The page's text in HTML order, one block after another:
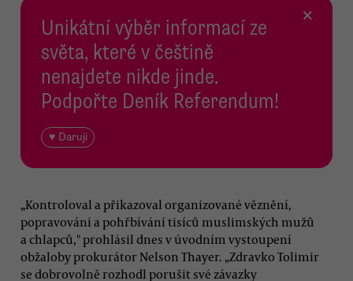
Unikátní výběr informací ze
světa, které v češtině
nenajdete nikde jinde.
Podpořte Deník Referendum!
♥ Daruji
×
„Kontroloval a přikazoval organizované věznění,
popravování a pohřbívání tisíců muslimských mužů
a chlapců," prohlásil dnes v úvodním vystoupení
obžaloby prokurátor Nelson Thayer. „Zdravko Tolimir
se dobrovolně rozhodl porušit své závazky